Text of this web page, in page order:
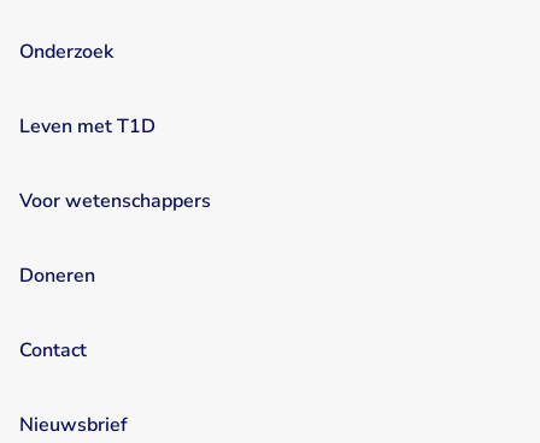
Onderzoek
Leven met T1D
Voor wetenschappers
Doneren
Contact
Nieuwsbrief